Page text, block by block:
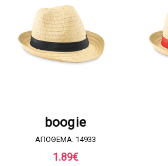
boogie
ΑΠΟΘΕΜΑ: 14933
1.89€